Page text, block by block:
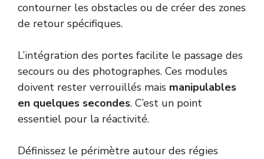
contourner les obstacles ou de créer des zones
de retour spécifiques.
L’intégration des portes facilite le passage des
secours ou des photographes. Ces modules
doivent rester verrouillés mais manipulables
en quelques secondes. C’est un point
essentiel pour la réactivité.
Définissez le périmètre autour des régies